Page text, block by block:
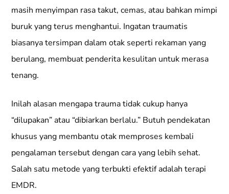
masih menyimpan rasa takut, cemas, atau bahkan mimpi
buruk yang terus menghantui. Ingatan traumatis
biasanya tersimpan dalam otak seperti rekaman yang
berulang, membuat penderita kesulitan untuk merasa
tenang.
Inilah alasan mengapa trauma tidak cukup hanya
“dilupakan” atau “dibiarkan berlalu.” Butuh pendekatan
khusus yang membantu otak memproses kembali
pengalaman tersebut dengan cara yang lebih sehat.
Salah satu metode yang terbukti efektif adalah terapi
EMDR.